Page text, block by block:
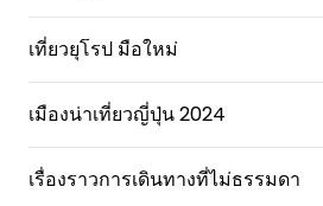
เที่ยวยุโรป มือใหม่
เมืองน่าเที่ยวญี่ปุ่น 2024
เรื่องราวการเดินทางที่ไม่ธรรมดา